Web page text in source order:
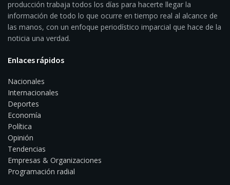
producción trabaja todos los días para hacerte llegar la
información de todo lo que ocurre en tiempo real al alcance de
las manos, con un enfoque periodístico imparcial que hace de la
noticia una verdad.
Enlaces rápidos
Nacionales
Internacionales
Deportes
Economía
Política
Opinión
Tendencias
Empresas & Organizaciones
Programación radial